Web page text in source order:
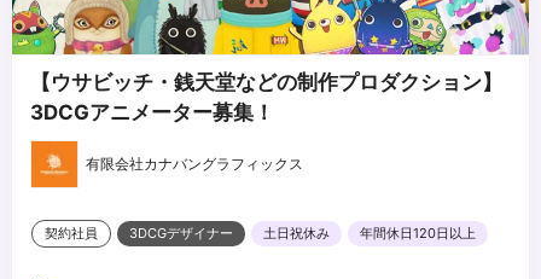
【ウサビッチ・銭天堂などの制作プロダクション】
3DCGアニメーター募集！
有限会社カナバングラフィックス
契約社員 3DCGデザイナー 土日祝休み 年間休日120日以上